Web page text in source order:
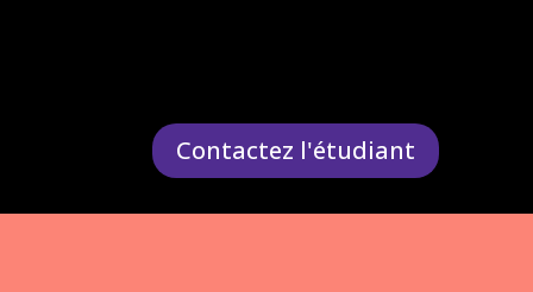
Contactez l'étudiant